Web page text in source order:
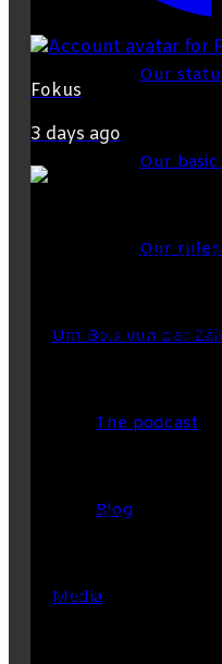
Our
Our
Our
Um Bols vun der
The podcast
Blog
Media
Fokus
3 days ago